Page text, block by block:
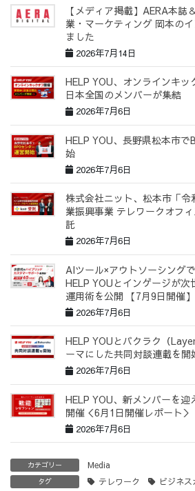
【メディア掲載】AERA本誌
業・マーケティング 岡本の
ました
2026年7月14日
HELP YOU、オンラインキ
日本全国のメンバーが集結
2026年7月6日
HELP YOU、長野県松本市で
始
2026年7月6日
株式会社ニット、松本市「
業振興事業 テレワークオフ
託
2026年7月6日
AIツール×アウトソーシング
HELP YOUとインゲージが次
運用術を公開 【7月9日開催】
2026年7月6日
HELP YOUとバクラク（
ーマにした共同対談連載を開
2026年7月6日
HELP YOU、新メンバーを迎
開催＜6月1日開催レポート＞
2026年7月6日
カテゴリー Media
タグ テレワーク ビジネス